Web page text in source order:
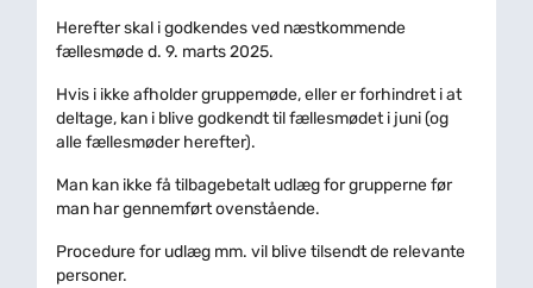
Herefter skal i godkendes ved næstkommende
fællesmøde d. 9. marts 2025.
Hvis i ikke afholder gruppemøde, eller er forhindret i at
deltage, kan i blive godkendt til fællesmødet i juni (og
alle fællesmøder herefter).
Man kan ikke få tilbagebetalt udlæg for grupperne før
man har gennemført ovenstående.
Procedure for udlæg mm. vil blive tilsendt de relevante
personer.